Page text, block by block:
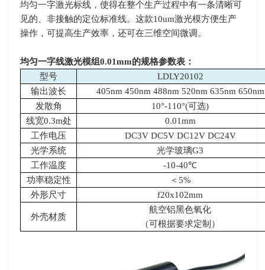
均匀一字激光标线，使得在整个生产过程中有一条清晰可
见的、非接触的定位标准线。这款10um激光模方便生产
操作，可提高生产效率，还可在三维空间微调。
均匀一字线激光模组0.01mm的规格参数表：
型号
LDLY20102
输出波长
405nm 450nm 488nm 520nm 635nm 650nm
发散角
10°-110°(可选)
线宽0.3m处
0.01mm
工作电压
DC3V DC5V DC12V DC24V
光学系统
光学玻璃G3
工作温度
-10-40℃
功率稳定性
＜5%
外形尺寸
f20x102mm
外壳材质
航空铝黑色氧化
（可根据要求定制）